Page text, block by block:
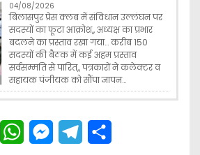
04/08/2026
बिलासपुर प्रेस क्लब में संविधान उल्लंघन पर
सदस्यों का फूटा आक्रोश,, अध्यक्ष का प्रभार
बदलने का प्रस्ताव रखा गया… करीब 150
सदस्यों की बैठक में कई अहम प्रस्ताव
सर्वसम्मति से पारित,, पत्रकारों ने कलेक्टर व
सहायक पंजीयक को सौंपा ज्ञापन…
W
M